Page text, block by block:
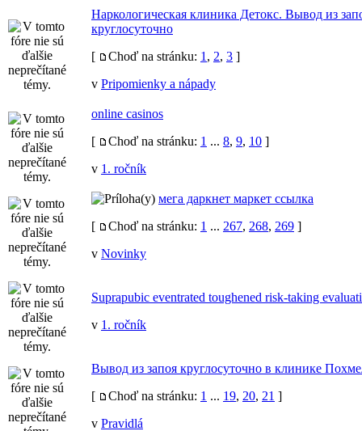
Наркологическая клиника Детокс. Вывод из
круглосуточно
[
Choď na stránku: 1 , 2, 3 ]
v Pripomienky a nápady
online casinos
[
Choď na stránku: 1 ... 8, 9, 10 ]
v 1. ročník
мега даркнет маркет ссылка
[
Choď na stránku: 1 ... 267, 268, 269 ]
v Novinky
Suprapubic eventrated toughened risk-taking
v 1. ročník
Вывод из запоя круглосуточно в клинике
[
Choď na stránku: 1 ... 19, 20, 21 ]
v Pravidlá